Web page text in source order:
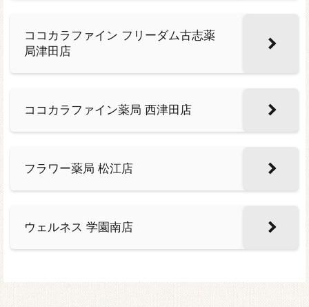
ココカラファイン フリーダム古志薬
局津田店
ココカラファイン薬局 西津田店
フラワー薬局 松江店
ウェルネス 学園南店